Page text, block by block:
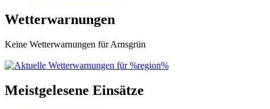
Wetterwarnungen
Keine Wetterwarnungen für Arnsgrün
Meistgelesene Einsätze